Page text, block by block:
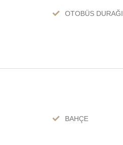
OTOBÜS DURAĞI
BAHÇE